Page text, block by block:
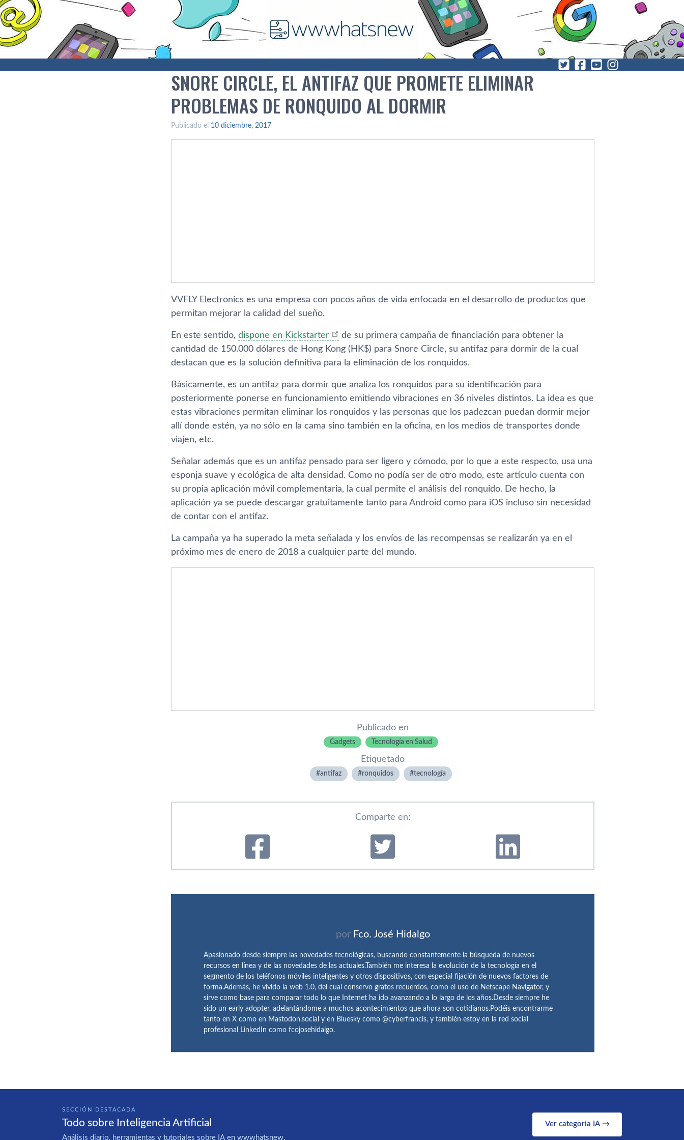
SNORE CIRCLE, EL ANTIFAZ QUE PROMETE ELIMINAR
PROBLEMAS DE RONQUIDO AL DORMIR
Publicado el 10 diciembre, 2017
VVFLY Electronics es una empresa con pocos años de vida enfocada en el desarrollo de productos que
permitan mejorar la calidad del sueño.
En este sentido, dispone en Kickstarter
de su primera campaña de financiación para obtener la
cantidad de 150.000 dólares de Hong Kong (HK$) para Snore Circle, su antifaz para dormir de la cual
destacan que es la solución definitiva para la eliminación de los ronquidos.
Básicamente, es un antifaz para dormir que analiza los ronquidos para su identificación para
posteriormente ponerse en funcionamiento emitiendo vibraciones en 36 niveles distintos. La idea es que
estas vibraciones permitan eliminar los ronquidos y las personas que los padezcan puedan dormir mejor
allí­ donde estén, ya no sólo en la cama sino también en la oficina, en los medios de transportes donde
viajen, etc.
Señalar además que es un antifaz pensado para ser ligero y cómodo, por lo que a este respecto, usa una
esponja suave y ecológica de alta densidad. Como no podí­a ser de otro modo, este artí­culo cuenta con
su propia aplicación móvil complementaria, la cual permite el análisis del ronquido. De hecho, la
aplicación ya se puede descargar gratuitamente tanto para Android como para iOS incluso sin necesidad
de contar con el antifaz.
La campaña ya ha superado la meta señalada y los enví­os de las recompensas se realizarán ya en el
próximo mes de enero de 2018 a cualquier parte del mundo.
Publicado en
Gadgets Tecnología en Salud
Etiquetado
antifaz ronquidos tecnologí­a
Comparte en:
por Fco. José Hidalgo
Apasionado desde siempre las novedades tecnológicas, buscando constantemente la búsqueda de nuevos
recursos en línea y de las novedades de las actuales.También me interesa la evolución de la tecnología en el
segmento de los teléfonos móviles inteligentes y otros dispositivos, con especial fijación de nuevos factores de
forma.Además, he vivido la web 1.0, del cual conservo gratos recuerdos, como el uso de Netscape Navigator, y
sirve como base para comparar todo lo que Internet ha ido avanzando a lo largo de los años.Desde siempre he
sido un early adopter, adelantándome a muchos acontecimientos que ahora son cotidianos.Podéis encontrarme
tanto en X como en Mastodon.social y en Bluesky como @cyberfrancis, y también estoy en la red social
profesional LinkedIn como fcojosehidalgo.
SECCIÓN DESTACADA
Todo sobre Inteligencia Artificial
Análisis diario, herramientas y tutoriales sobre IA en wwwhatsnew.
Ver categoría IA →